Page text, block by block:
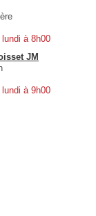
à 8h00
JM
à 9h00